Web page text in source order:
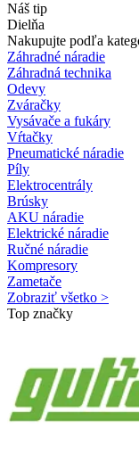
Náš tip
Dielňa
Nakupujte podľa
Záhradné náradie
Záhradná technika
Odevy
Zváračky
Vysávače a fukáry
Vŕtačky
Pneumatické náradie
Píly
Elektrocentrály
Brúsky
AKU náradie
Elektrické náradie
Ručné náradie
Kompresory
Zametače
Zobraziť všetko >
Top značky